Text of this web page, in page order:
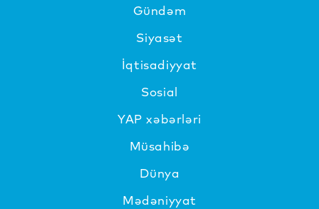
Gündəm
Siyasət
İqtisadiyyat
Sosial
YAP xəbərləri
Müsahibə
Dünya
Mədəniyyat